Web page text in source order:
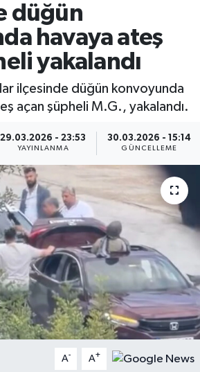
düğün
havaya ateş
yakalandı
ilçesinde düğün konvoyunda
açan şüpheli M.G., yakalandı.
29.03.2026 - 23:53
YAYINLANMA
30.03.2026 - 15:14
GÜNCELLEME
A- A+